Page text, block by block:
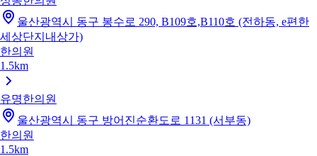
울산광역시 동구 봉수로 290, B109호,B110호 (전하동, e편한
세상단지내상가)
한의원
1.5km
유명한의원
울산광역시 동구 방어진순환도로 1131 (서부동)
한의원
1.5km